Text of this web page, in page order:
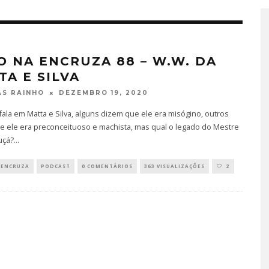
NA ENCRUZA 88 – W.W. DA
E SILVA
RAINHO DEZEMBRO 19, 2020
em Matta e Silva, alguns dizem que ele era misógino, outros
ele era preconceituoso e machista, mas qual o legado do Mestre
...
PODCAST 0 COMENTÁRIOS 363 VISUALIZAÇÕES 2